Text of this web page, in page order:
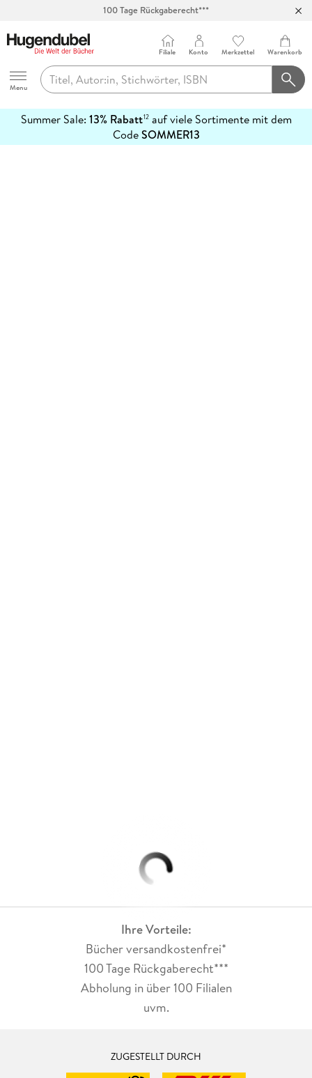
100 Tage Rückgaberecht***
Hugendubel
Menu
Filiale Konto Merkzettel Warenkorb
Summer Sale: 13% Rabatt12auf viele Sortimente mit dem
CodeSOMMER13
erfahren
Ihre Vorteile:
Bücher versandkostenfrei*
100 Tage Rückgaberecht***
Abholung in über 100 Filialen
uvm.
ZUGESTELLT DURCH